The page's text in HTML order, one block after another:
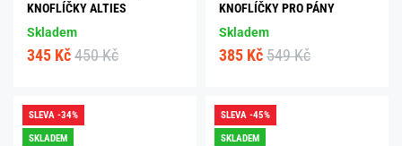
KNOFLÍČKY ALTIES
Skladem
345 Kč 450 Kč
KNOFLÍČKY PRO PÁNY
Skladem
385 Kč 549 Kč
SLEVA -34%
SKLADEM
SLEVA -45%
SKLADEM